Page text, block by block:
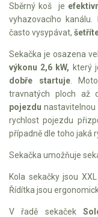
Elektrické
Elektrické tříkolky
Elektrické
Náhradní díly
Náhradní díly pro
Zahradní traktory
Řetězové pily
Náhradní díly pro
Sběrný koš je
vyhazovacího kanálu.
často vysypávat,
Sekačka je osazena
výkonu 2,6 kW, který
dobře startuje.
travnatých ploch až
pojezdu
rychlost pojezdu
případně dle toho jaká
Sekačka umožňuje
Kola sekačky jsou
Řídítka jsou
V řadě sekaček